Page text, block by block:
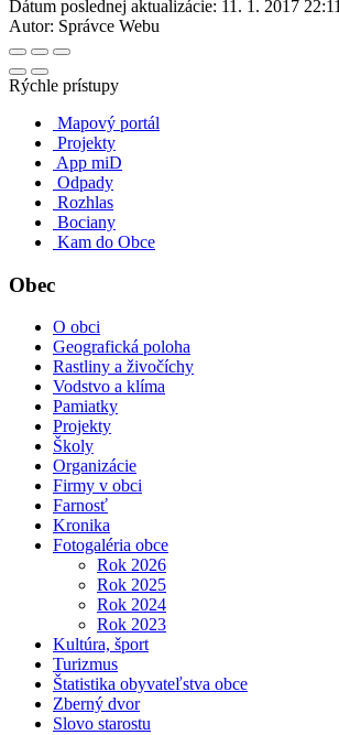
Dátum poslednej aktualizácie: 11. 1. 2017 22:11
Autor: Správce Webu
Rýchle prístupy
Mapový portál
Projekty
App miD
Odpady
Rozhlas
Bociany
Kam do Obce
Obec
O obci
Geografická poloha
Rastliny a živočíchy
Vodstvo a klíma
Pamiatky
Projekty
Školy
Organizácie
Firmy v obci
Farnosť
Kronika
Fotogaléria obce
Rok 2026
Rok 2025
Rok 2024
Rok 2023
Kultúra, šport
Turizmus
Štatistika obyvateľstva obce
Zberný dvor
Slovo starostu